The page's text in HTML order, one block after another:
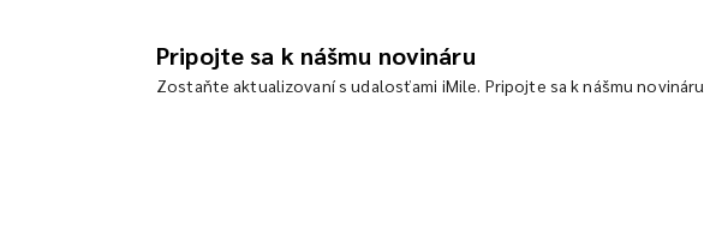
Pripojte sa k nášmu novináru
Zostaňte aktualizovaní s udalosťami iMile. Pripojte sa k nášmu novináru.